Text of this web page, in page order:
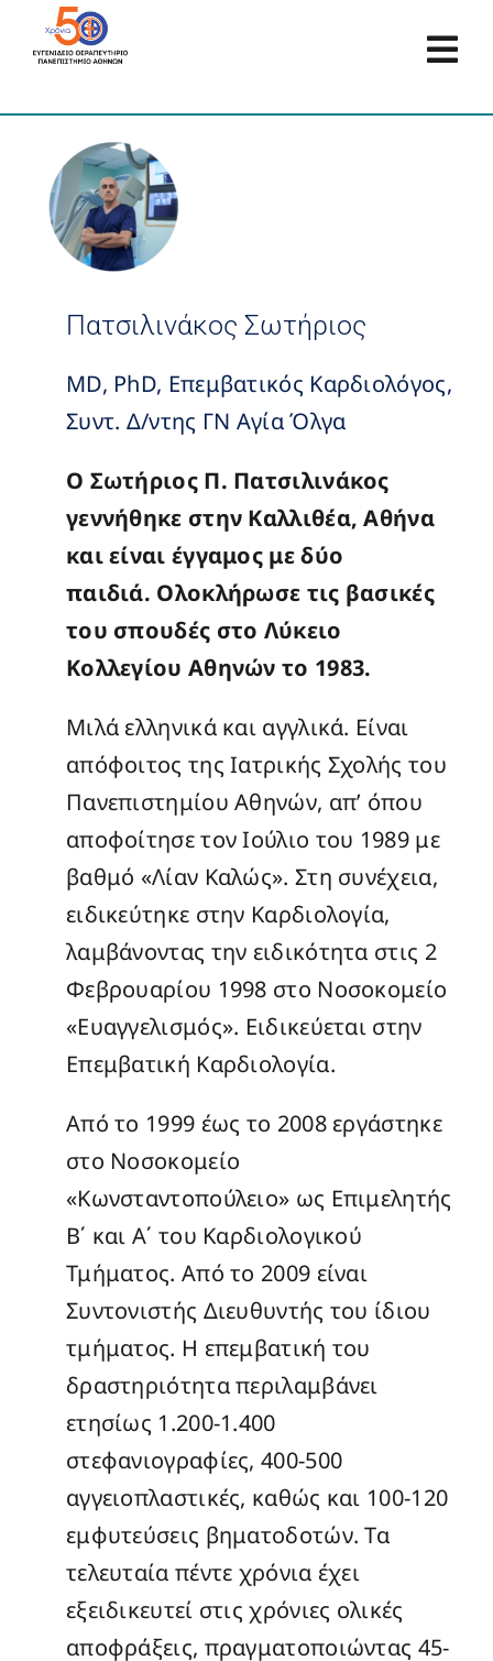
Μετάβαση
στο
Αρχική
Προφίλ
Εξωτερικά Ιατρεία
Εύρεση Ιατρού
Εύρεση Υπηρεσίας
Κλείσε Ραντεβού
Επικοινωνία
Πατσιλινάκος Σωτήριος
MD, PhD, Επεμβατικός Καρδιολόγος,
Συντ. Δ/ντης ΓΝ Αγία Όλγα
Ο Σωτήριος Π. Πατσιλινάκος
γεννήθηκε στην Καλλιθέα, Αθήνα
και είναι έγγαμος με δύο
παιδιά. Ολοκλήρωσε τις βασικές
του σπουδές στο Λύκειο
Κολλεγίου Αθηνών το 1983.
Μιλά ελληνικά και αγγλικά. Είναι
απόφοιτος της Ιατρικής Σχολής του
Πανεπιστημίου Αθηνών, απ’ όπου
αποφοίτησε τον Ιούλιο του 1989 με
βαθμό «Λίαν Καλώς». Στη συνέχεια,
ειδικεύτηκε στην Καρδιολογία,
λαμβάνοντας την ειδικότητα στις 2
Φεβρουαρίου 1998 στο Νοσοκομείο
«Ευαγγελισμός». Ειδικεύεται στην
Επεμβατική Καρδιολογία.
Από το 1999 έως το 2008 εργάστηκε
στο Νοσοκομείο
«Κωνσταντοπούλειο» ως Επιμελητής
Β΄ και Α΄ του Καρδιολογικού
Τμήματος. Από το 2009 είναι
Συντονιστής Διευθυντής του ίδιου
τμήματος. Η επεμβατική του
δραστηριότητα περιλαμβάνει
ετησίως 1.200-1.400
στεφανιογραφίες, 400-500
αγγειοπλαστικές, καθώς και 100-120
εμφυτεύσεις βηματοδοτών. Τα
τελευταία πέντε χρόνια έχει
εξειδικευτεί στις χρόνιες ολικές
αποφράξεις, πραγματοποιώντας 45-